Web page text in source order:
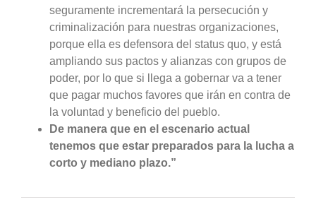
seguramente incrementará la persecución y
criminalización para nuestras organizaciones,
porque ella es defensora del status quo, y está
ampliando sus pactos y alianzas con grupos de
poder, por lo que si llega a gobernar va a tener
que pagar muchos favores que irán en contra de
la voluntad y beneficio del pueblo.
De manera que en el escenario actual
tenemos que estar preparados para la lucha a
corto y mediano plazo.”